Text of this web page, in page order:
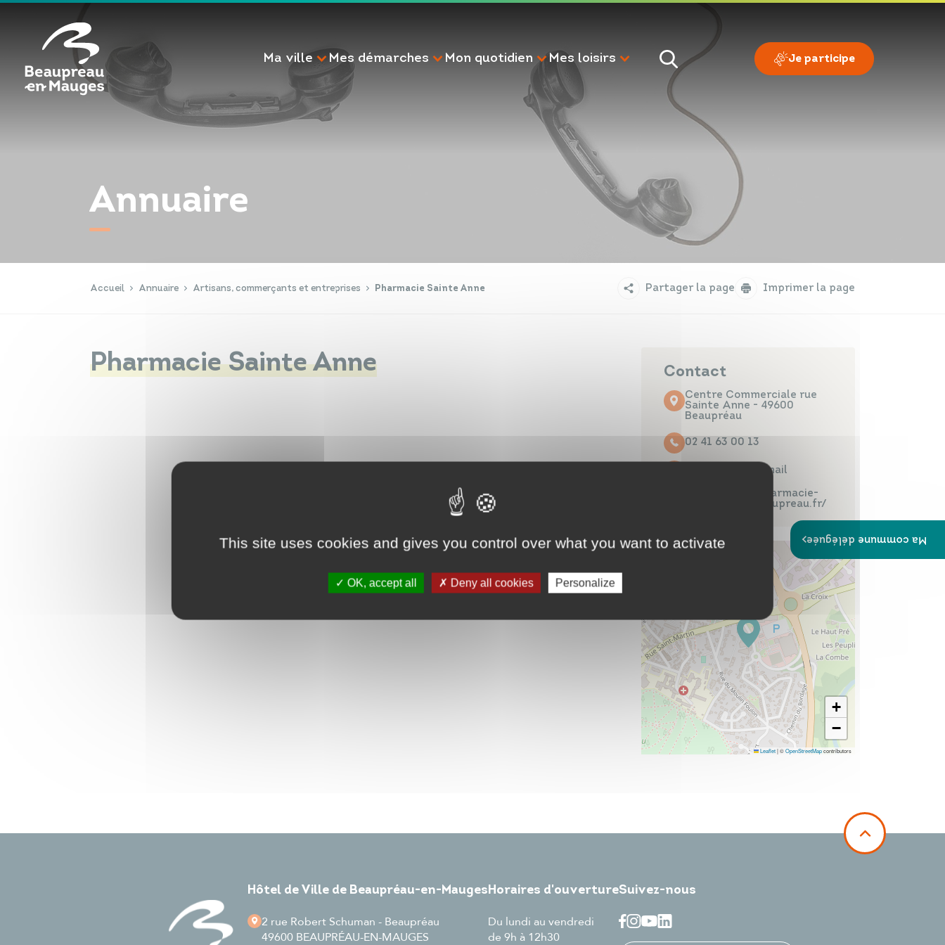
Ma ville Mes démarches Mon quotidien Mes loisirs Je participe
Annuaire
Accueil Annuaire Artisans, commerçants et entreprises Pharmacie Sainte Anne Partager la page Imprimer la page
Pharmacie Sainte Anne Contact
Centre Commerciale rue
Sainte Anne - 49600
Beaupréau
02 41 63 00 13
Contacter par mail
https://www.pharmacie-
sainte-anne-beaupreau.fr/
+
−
Leaflet|©OpenStreetMapcontributors
Hôtel de Ville de Beaupréau-en-Mauges
2 rue Robert Schuman - Beaupréau
49600 BEAUPRÉAU-EN-MAUGES
Horaires d'ouverture
Du lundi au vendredi
de 9h à 12h30
Suivez-nous
Ma commune déléguée
Infos travaux
Annuaires
Cookies management panel
This site uses cookies and gives you control over what you want to activate
OK, accept all Deny all cookies Personalize